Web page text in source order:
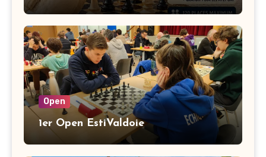
Open
1er Open EstiValdoie